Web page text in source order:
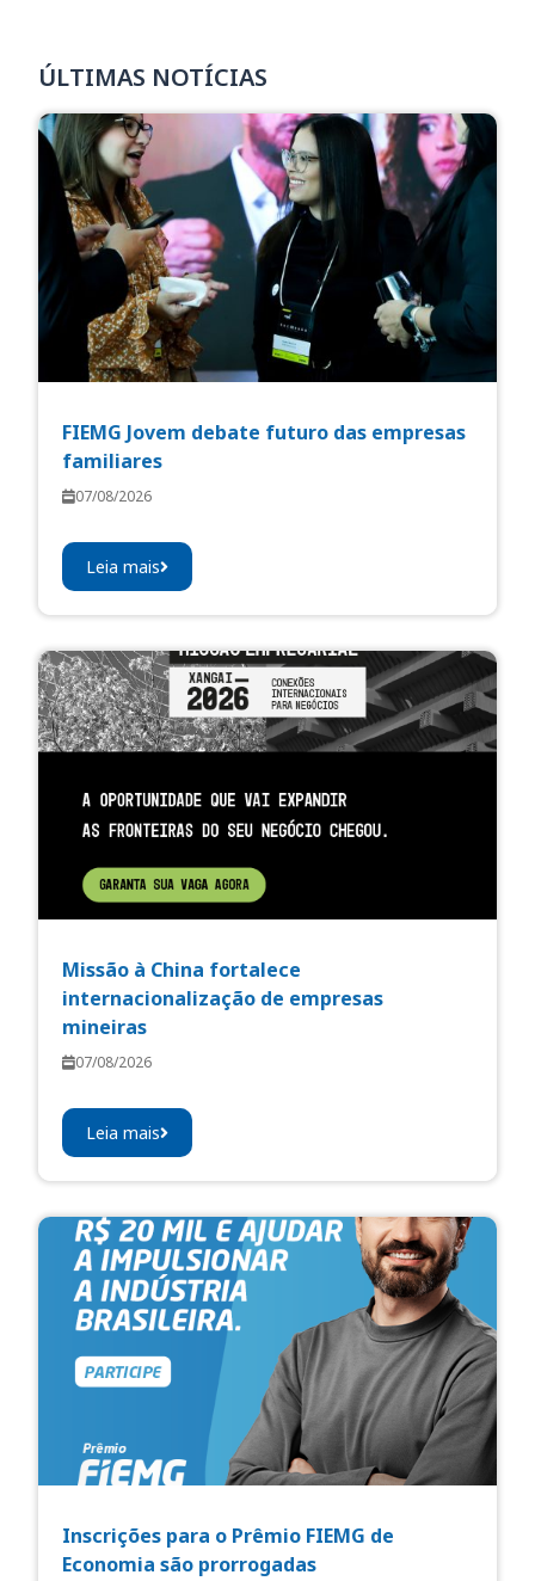
ÚLTIMAS NOTÍCIAS
FIEMG Jovem debate futuro das empresas
familiares
07/08/2026
Leia mais
Missão à China fortalece
internacionalização de empresas
mineiras
07/08/2026
Leia mais
Inscrições para o Prêmio FIEMG de
Economia são prorrogadas